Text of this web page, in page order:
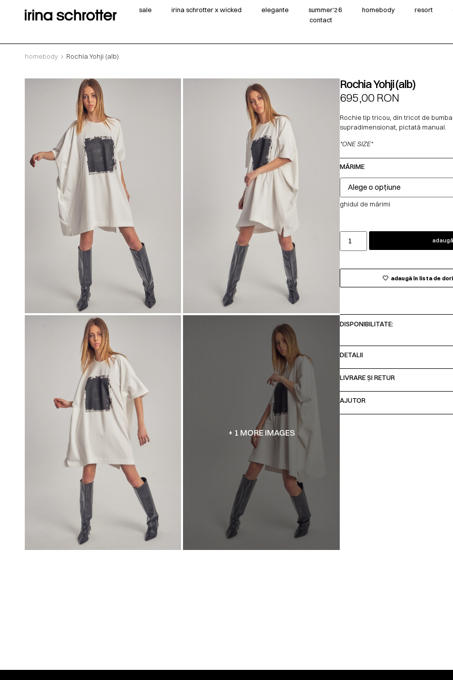
sale irina schrotter x wicked elegante summer‘26 homebody resort
contact
homebody Rochia Yohji (alb)
+ 1 MORE IMAGES
Rochia Yohji (alb)
695,00RON
Rochie tip tricou, din tricot de
supradimensionat, pictată manual.
*ONE SIZE*
MĂRIME
ghidul de mărimi
adaugă în lista de
DISPONIBILITATE:
DETALII
LIVRARE ȘI RETUR
AJUTOR